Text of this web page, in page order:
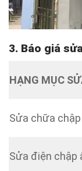
3. Báo giá
HẠNG MỤC
Sửa chữa
Sửa điện chập